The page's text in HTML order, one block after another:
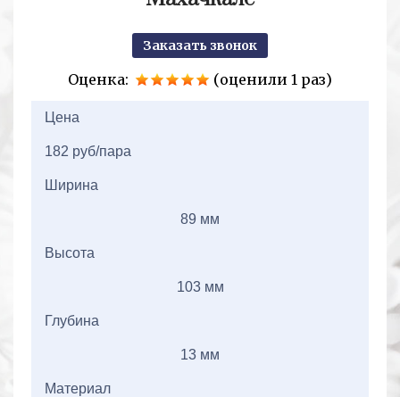
Заказать звонок
Оценка:
(оценили 1 раз)
Цена
182 руб/пара
Ширина
89 мм
Высота
103 мм
Глубина
13 мм
Материал